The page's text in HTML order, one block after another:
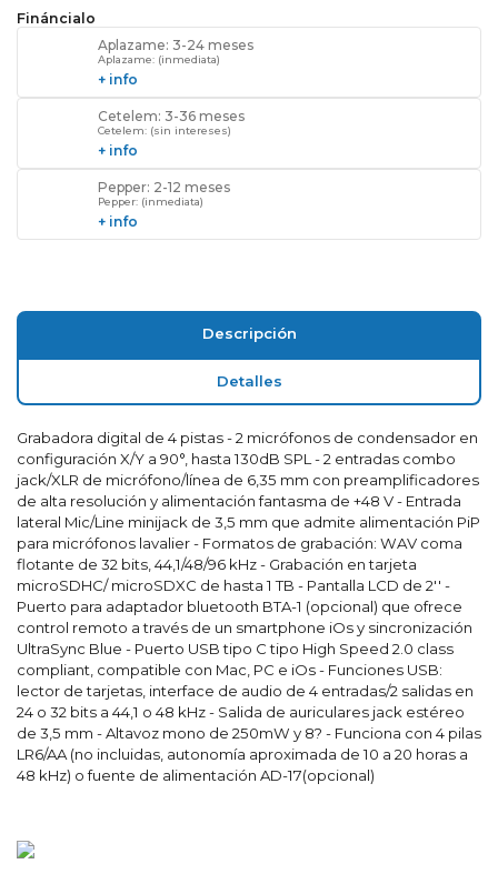
Fináncialo
Aplazame: 3-24 meses
Aplazame: (inmediata)
+ info
Cetelem: 3-36 meses
Cetelem: (sin intereses)
+ info
Pepper: 2-12 meses
Pepper: (inmediata)
+ info
Descripción
Detalles
Grabadora digital de 4 pistas - 2 micrófonos de condensador en
configuración X/Y a 90°, hasta 130dB SPL - 2 entradas combo
jack/XLR de micrófono/línea de 6,35 mm con preamplificadores
de alta resolución y alimentación fantasma de +48 V - Entrada
lateral Mic/Line minijack de 3,5 mm que admite alimentación PiP
para micrófonos lavalier - Formatos de grabación: WAV coma
flotante de 32 bits, 44,1/48/96 kHz - Grabación en tarjeta
microSDHC/ microSDXC de hasta 1 TB - Pantalla LCD de 2'' -
Puerto para adaptador bluetooth BTA-1 (opcional) que ofrece
control remoto a través de un smartphone iOs y sincronización
UltraSync Blue - Puerto USB tipo C tipo High Speed 2.0 class
compliant, compatible con Mac, PC e iOs - Funciones USB:
lector de tarjetas, interface de audio de 4 entradas/2 salidas en
24 o 32 bits a 44,1 o 48 kHz - Salida de auriculares jack estéreo
de 3,5 mm - Altavoz mono de 250mW y 8? - Funciona con 4 pilas
LR6/AA (no incluidas, autonomía aproximada de 10 a 20 horas a
48 kHz) o fuente de alimentación AD-17(opcional)